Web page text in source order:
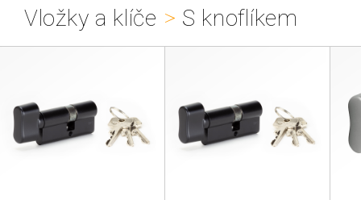
Vložky a klíče > S knoflíkem